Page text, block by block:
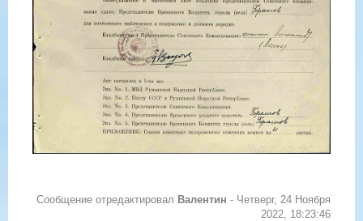
Сообщение отредактировал Валентин - Четверг, 24 Ноября
2022, 18:23:46